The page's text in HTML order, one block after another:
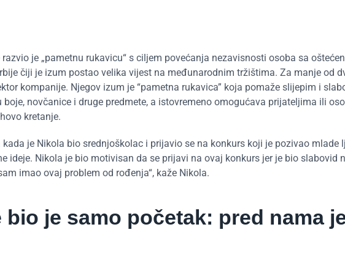
je „pametnu rukavicu“ s ciljem povećanja nezavisnosti osoba sa
čiji je izum postao velika vijest na međunarodnim tržištima. Za manje od
kompanije. Njegov izum je “pametna rukavica” koja pomaže slijepim i
novčanice i druge predmete, a istovremeno omogućava prijateljima ili
kretanje.
je Nikola bio srednjoškolac i prijavio se na konkurs koji je pozivao mlade
ideje. Nikola je bio motivisan da se prijavi na ovaj konkurs jer je bio slabovid
imao ovaj problem od rođenja“, kaže Nikola.
bio je samo početak: pred nama